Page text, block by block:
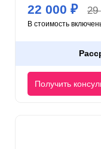
22 000 ₽ 29
В стоимость
Получить